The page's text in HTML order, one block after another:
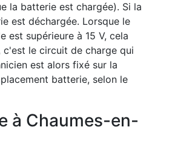
la batterie est chargée). Si la
est déchargée. Lorsque le
est supérieure à 15 V, cela
c'est le circuit de charge qui
est alors fixé sur la
batterie, selon le
à Chaumes-en-